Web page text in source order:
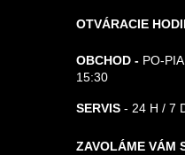
OTVÁRACIE
OBCHOD - PO-
15:30
SERVIS - 24 H / 7
ZAVOLÁME VÁM